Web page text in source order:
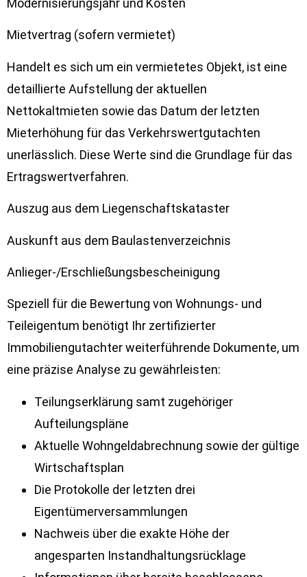
Modernisierungsjahr und Kosten
Mietvertrag (sofern vermietet)
Handelt es sich um ein vermietetes Objekt, ist eine
detaillierte Aufstellung der aktuellen
Nettokaltmieten sowie das Datum der letzten
Mieterhöhung für das Verkehrswertgutachten
unerlässlich. Diese Werte sind die Grundlage für das
Ertragswertverfahren.
Auszug aus dem Liegenschaftskataster
Auskunft aus dem Baulastenverzeichnis
Anlieger-/Erschließungsbescheinigung
Speziell für die Bewertung von Wohnungs- und
Teileigentum benötigt Ihr zertifizierter
Immobiliengutachter weiterführende Dokumente, um
eine präzise Analyse zu gewährleisten:
Teilungserklärung samt zugehöriger
Aufteilungspläne
Aktuelle Wohngeldabrechnung sowie der gültige
Wirtschaftsplan
Die Protokolle der letzten drei
Eigentümerversammlungen
Nachweis über die exakte Höhe der
angesparten Instandhaltungsrücklage